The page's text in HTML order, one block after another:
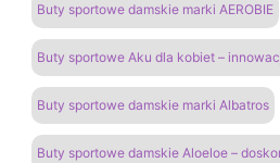
Buty sportowe damskie marki AEROBIE
Buty sportowe Aku dla kobiet –
Buty sportowe damskie marki Albatros
Buty sportowe damskie Aloeloe –